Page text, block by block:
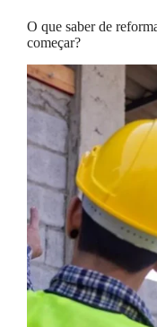
O que saber de
começar?